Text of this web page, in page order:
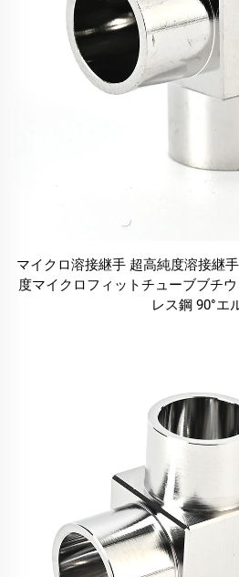
マイクロ溶接継手 超高純度溶接継
度マイクロフィットチューブブチ
レス鋼 90°エ